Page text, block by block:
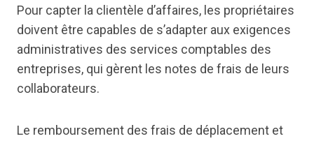
Pour capter la clientèle d’affaires, les propriétaires
doivent être capables de s’adapter aux exigences
administratives des services comptables des
entreprises, qui gèrent les notes de frais de leurs
collaborateurs.
Le remboursement des frais de déplacement et